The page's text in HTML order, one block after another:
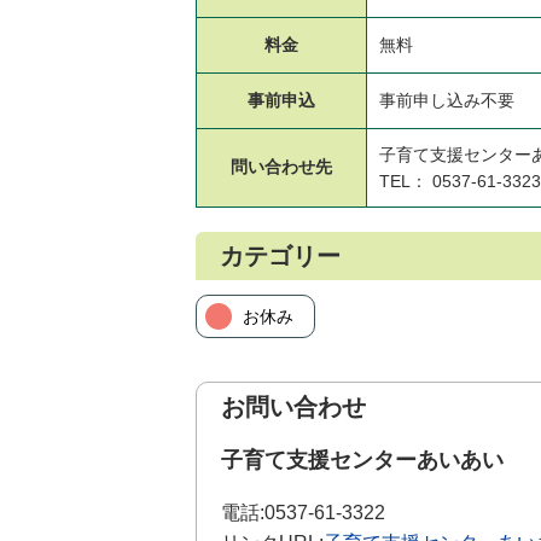
料金 無料
事前申込 事前申し込み不要
問い合わせ先
子育て支援センター
TEL： 0537-61-3323
カテゴリー
お休み
お問い合わせ
子育て支援センターあいあい
電話:0537-61-3322